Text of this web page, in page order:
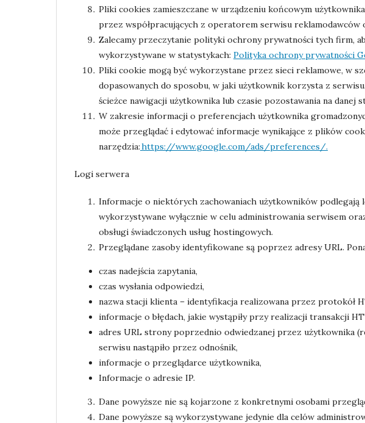
Pliki cookies zamieszczane w urządzeniu końcowym
przez współpracujących z operatorem serwisu reklamodawców
Zalecamy przeczytanie polityki ochrony prywatności tych firm,
wykorzystywane w statystykach: Polityka ochrony prywatności
Pliki cookie mogą być wykorzystane przez sieci reklamowe, w
dopasowanych do sposobu, w jaki użytkownik korzysta z
ścieżce nawigacji użytkownika lub czasie pozostawania na danej
W zakresie informacji o preferencjach użytkownika
może przeglądać i edytować informacje wynikające z plików
narzędzia:https://www.google.com/ads/preferences/.
Logi serwera
Informacje o niektórych zachowaniach użytkowników
wykorzystywane wyłącznie w celu administrowania serwisem
obsługi świadczonych usług hostingowych.
Przeglądane zasoby identyfikowane są poprzez adresy URL.
czas nadejścia zapytania,
czas wysłania odpowiedzi,
nazwa stacji klienta – identyfikacja realizowana przez protokół
informacje o błędach, jakie wystąpiły przy realizacji transakcji
adres URL strony poprzednio odwiedzanej przez użytkownika
serwisu nastąpiło przez odnośnik,
informacje o przeglądarce użytkownika,
Informacje o adresie IP.
Dane powyższe nie są kojarzone z konkretnymi osobami
Dane powyższe są wykorzystywane jedynie dla celów